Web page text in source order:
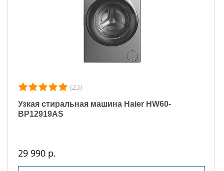
(23)
Узкая стиральная машина Haier HW60-
BP12919AS
29 990 р.